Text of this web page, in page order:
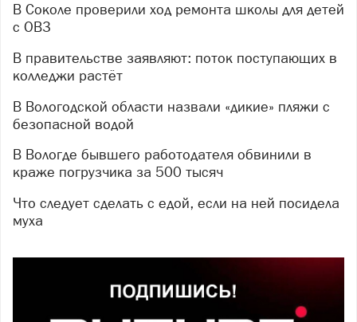
В Соколе проверили ход ремонта школы для детей
с ОВЗ
В правительстве заявляют: поток поступающих в
колледжи растёт
В Вологодской области назвали «дикие» пляжи с
безопасной водой
В Вологде бывшего работодателя обвинили в
краже погрузчика за 500 тысяч
Что следует сделать с едой, если на ней посидела
муха